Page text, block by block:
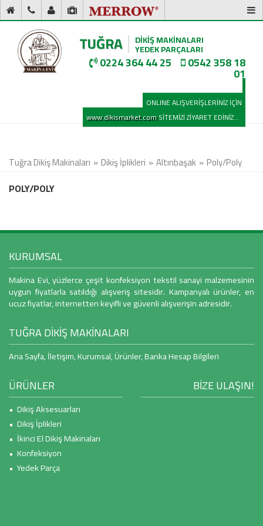
TUĞRA DİKİŞ MAKİNALARI
YEDEK PARÇALARI
0224 364 44 25 0542 358 18
01
ONLINE ALIŞVERİŞLERİNİZ İÇİN
www.dikismarket.comSİTEMİZİ ZİYARET EDİNİZ...
Tuğra Dikiş Makinaları Dikiş İplikleri Altınbaşak Poly/Poly
POLY/POLY
KURUMSAL
Makina Evi, yüzlerce çeşit konfeksiyon tekstil sanayi malzemesinin
uygun fiyatlarla satıldığı alışveriş sitesidir. Kampanyalı ürünler, en
ucuz fiyatlar, internetten keyifli ve güvenli alışverişin adresidir.
TUĞRA DİKİŞ MAKİNALARI
Ana Sayfa,İletişim,Kurumsal,Ürünler,Banka Hesap Bilgileri
ÜRÜNLER
• Dikiş Aksesuarları
• Dikiş İplikleri
• İkinci El Dikiş Makinaları
• Konfeksiyon
• Yedek Parça
BİZE ULAŞIN!